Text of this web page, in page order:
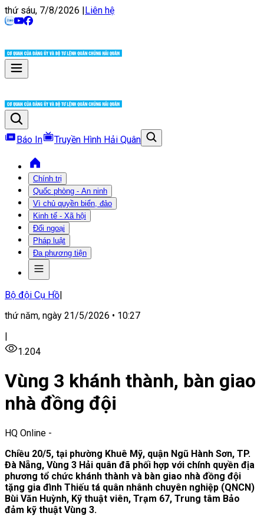
thứ sáu, 7/8/2026 |Liên hệ
Báo In Truyền Hình Hải Quân
Chính trị
Quốc phòng - An ninh
Vì chủ quyền biển, đảo
Kinh tế - Xã hội
Đối ngoại
Pháp luật
Đa phương tiện
Bộ đội Cụ Hồ|
thứ năm, ngày 21/5/2026 • 10:27
|
1.204
Vùng 3 khánh thành, bàn giao
nhà đồng đội
HQ Online -
Chiều 20/5, tại phường Khuê Mỹ, quận Ngũ Hành Sơn, TP.
Đà Nẵng, Vùng 3 Hải quân đã phối hợp với chính quyền địa
phương tổ chức khánh thành và bàn giao nhà đồng đội
tặng gia đình Thiếu tá quân nhânh chuyên nghiệp (QNCN)
Bùi Văn Huỳnh, Kỹ thuật viên, Trạm 67, Trung tâm Bảo
đảm kỹ thuật Vùng 3.